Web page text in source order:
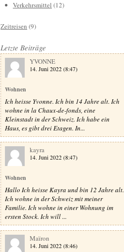
Verkehrsmittel (12)
Zeitreisen (9)
Letzte Beiträge
YVONNE
14. Juni 2022 (8:47)
Wohnen
Ich heisse Yvonne. Ich bin 14 Jahre alt. Ich
wohne in la Chaux-de-fonds, eine
Kleinstadt in der Schweiz. Ich habe ein
Haus, es gibt drei Etagen. In...
kayra
14. Juni 2022 (8:47)
Wohnen
Hallo Ich heisse Kayra und bin 12 Jahre alt.
Ich wohne in der Schweiz mit meiner
Familie. Ich wohne in einer Wohnung im
ersten Stock. Ich will ...
Maïron
14. Juni 2022 (8:46)